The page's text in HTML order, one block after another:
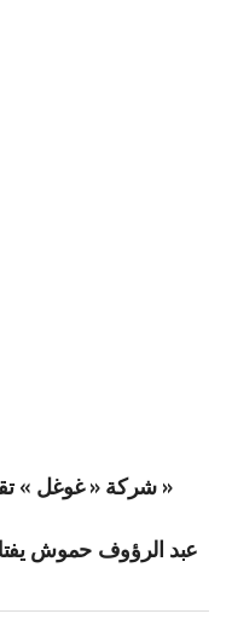
شركة « غوغل » تقوم بحجب موقع « إيبورس الجزائر »
عبد الرؤوف حموش